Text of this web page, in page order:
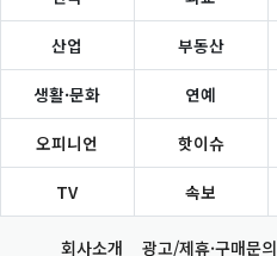
산업 부동산
생활·문화 연예
오피니언 핫이슈
TV 속보
회사소개 광고/제휴·구매문의